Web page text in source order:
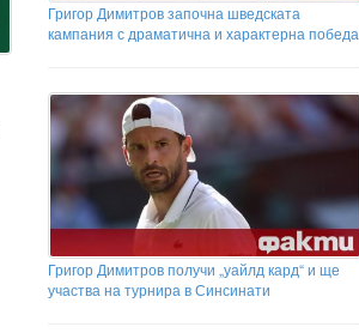
Григор Димитров започна шведската
кампания с драматична и характерна победа
Григор Димитров получи „уайлд кард“ и ще
участва на турнира в Синсинати